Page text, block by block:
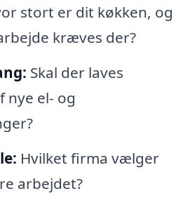
stort er dit køkken, og
kræves der?
Skal der laves
nye el- og
Hvilket firma vælger
arbejdet?